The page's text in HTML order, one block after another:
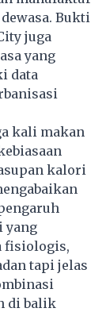
Bukti
juga
yang
data
kali makan
kalori
yang
fisiologis,
tapi jelas
di balik